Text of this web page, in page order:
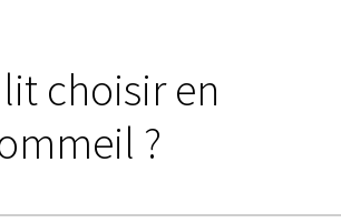
lit choisir en
?